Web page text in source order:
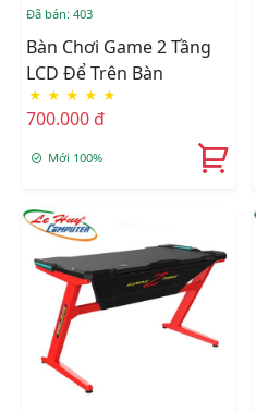
Đã bán: 403
Bàn Chơi Game 2 Tầng
LCD Để Trên Bàn
★ ★ ★ ★ ★
700.000 đ
Mới 100%